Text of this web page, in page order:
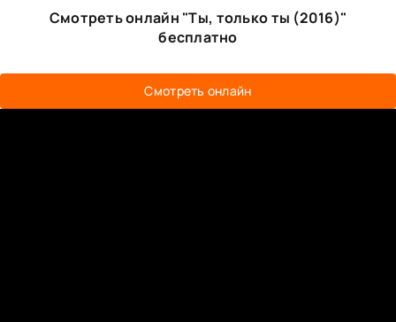
Смотреть онлайн "Ты, только ты (2016)"
бесплатно
Смотреть онлайн